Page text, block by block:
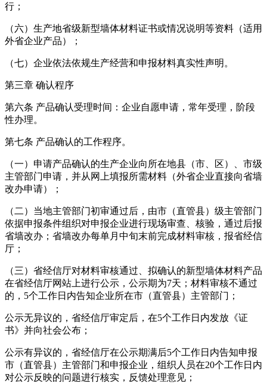
行；
（六）生产地省级新型墙体材料证书或情况说明等资料（适用
外省企业产品）；
（七）企业依法依规生产经营和申报材料真实性声明。
第三章 确认程序
第六条 产品确认受理时间：企业自愿申请，常年受理，阶段
性办理。
第七条 产品确认的工作程序。
（一）申请产品确认的生产企业向所在地县（市、区）、市级
主管部门申请，并从网上填报所需材料（外省企业直接向省墙
改办申请）；
（二）当地主管部门初审通过后，由市（直管县）级主管部门
依据申报条件组织对申报企业进行现场审查、核验，通过后报
省墙改办；省墙改办每单月中旬末前完成材料审核，报省经信
厅；
（三）省经信厅对材料审核通过、拟确认的新型墙体材料产品
在省经信厅网站上进行公示，公示期为7天；材料审核不通过
的，5个工作日内告知企业所在市（直管县）主管部门；
公示无异议的，省经信厅审定后，在5个工作日内发放《证
书》并向社会公布；
公示有异议的，省经信厅在公示期满后5个工作日内告知申报
市（直管县）主管部门和申报企业，组织人员在20个工作日内
对公示反映的问题进行核实，反馈处理意见；